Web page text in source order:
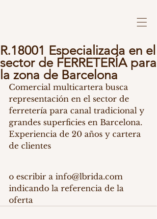
R.18001 Especializada en el
sector de FERRETERÍA para
la zona de Barcelona
Comercial multicartera busca
representación en el sector de
ferretería para canal tradicional y
grandes superficies en Barcelona.
Experiencia de 20 años y cartera
de clientes
o escribir a info@lbrida.com
indicando la referencia de la
oferta